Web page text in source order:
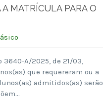
MATRÍCULA PARA O
3640-A/2025, de 21/03,
que requereram ou a
admitidos(as) serão